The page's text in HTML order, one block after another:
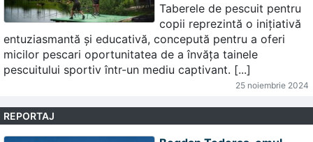
Taberele de pescuit pentru
copii reprezintă o inițiativă
entuziasmantă și educativă, concepută pentru a oferi
micilor pescari oportunitatea de a învăța tainele
pescuitului sportiv într-un mediu captivant. [...]
25 noiembrie 2024
REPORTAJ